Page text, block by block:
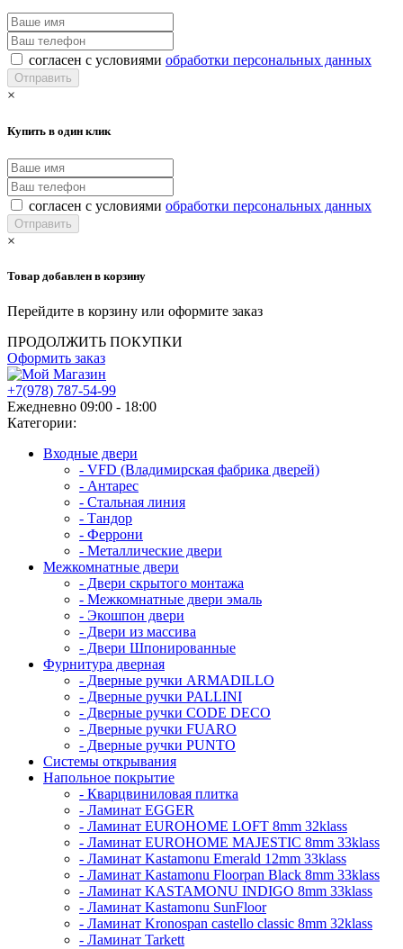
согласен с условиями обработки персональных данных
×
Купить в один клик
согласен с условиями обработки персональных данных
×
Товар добавлен в корзину
Перейдите в корзину или оформите заказ
ПРОДОЛЖИТЬ ПОКУПКИ
Оформить заказ
+7(978) 787-54-99
Ежедневно 09:00 - 18:00
Категории:
Входные двери
- VFD (Владимирская фабрика дверей)
- Антарес
- Стальная линия
- Тандор
- Феррони
- Металлические двери
Межкомнатные двери
- Двери скрытого монтажа
- Межкомнатные двери эмаль
- Экошпон двери
- Двери из массива
- Двери Шпонированные
Фурнитура дверная
- Дверные ручки ARMADILLO
- Дверные ручки PALLINI
- Дверные ручки CODE DECO
- Дверные ручки FUARO
- Дверные ручки PUNTO
Системы открывания
Напольное покрытие
- Кварцвиниловая плитка
- Ламинат EGGER
- Ламинат EUROHOME LOFT 8mm 32klass
- Ламинат EUROHOME MAJESTIC 8mm 33klass
- Ламинат Kastamonu Emerald 12mm 33klass
- Ламинат Kastamonu Floorpan Black 8mm 33klass
- Ламинат KASTAMONU INDIGO 8mm 33klass
- Ламинат Kastamonu SunFloor
- Ламинат Kronospan castello classic 8mm 32klass
- Ламинат Tarkett